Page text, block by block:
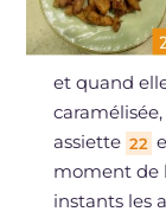
et quand
assiette 22
moment de
instants les